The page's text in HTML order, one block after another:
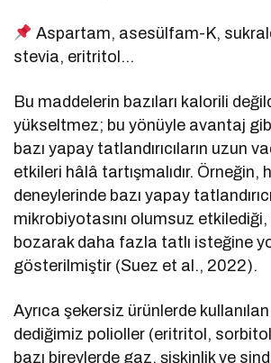
Aspartam, asesülfam-K,
stevia, eritritol…
Bu maddelerin bazıları kalorili
yükseltmez; bu yönüyle avantaj
bazı yapay tatlandırıcıların uzun
etkileri hâlâ tartışmalıdır. Örneğin,
deneylerinde bazı yapay
mikrobiyotasını olumsuz etkilediği,
bozarak daha fazla tatlı isteğine
gösterilmiştir (Suez et al., 2022).
Ayrıca şekersiz ürünlerde
dediğimiz polioller (eritritol,
bazı bireylerde gaz, şişkinlik ve